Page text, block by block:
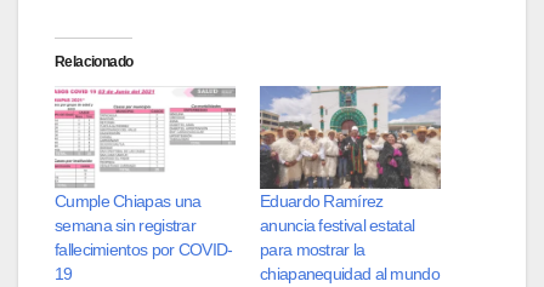
Relacionado
Cumple Chiapas una
semana sin registrar
fallecimientos por COVID-
19
Eduardo Ramírez
anuncia festival estatal
para mostrar la
chiapanequidad al mundo